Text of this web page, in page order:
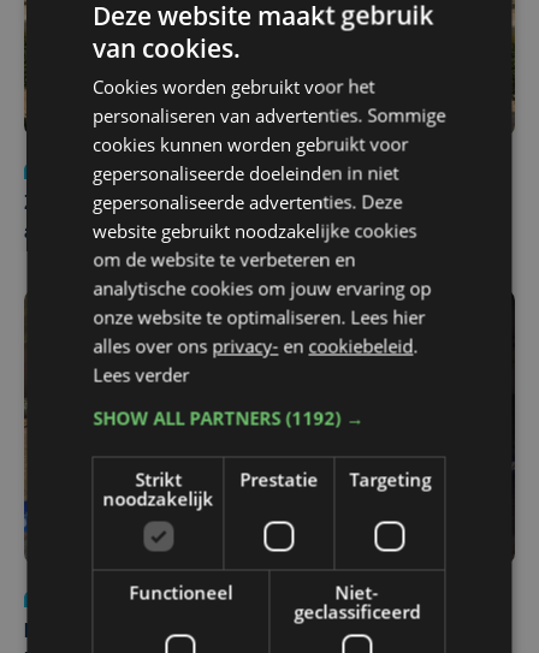
Nieuws Update
za 1 augustus | 17:21
Zwaar ongeval op E403 in Izegem: drie rijstroken
afgesloten
di 4 augustus | 09:32
Man en vrouw dood aangetroffen in woning in Sint-
Deze website maakt gebruik
van cookies.
Cookies worden gebruikt voor het
personaliseren van advertenties. Sommige
cookies kunnen worden gebruikt voor
gepersonaliseerde doeleinden in niet
gepersonaliseerde advertenties. Deze
website gebruikt noodzakelijke cookies
om de website te verbeteren en
analytische cookies om jouw ervaring op
onze website te optimaliseren. Lees hier
alles over ons privacy- en cookiebeleid.
Lees verder
SHOW ALL PARTNERS(1192) →
Strikt
noodzakelijk
Prestatie Targeting
Functioneel
Niet-
geclassificeerd